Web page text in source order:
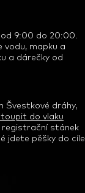
od 9:00 do 20:00.
vodu, mapku a
a dárečky od
Švestkové dráhy,
do vlaku
registrační stánek
jdete pěšky do cíle